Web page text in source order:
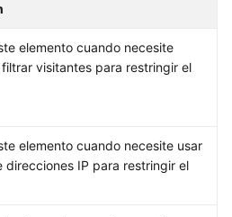
elemento cuando necesite
visitantes para restringir el
elemento cuando necesite usar
direcciones IP para restringir el